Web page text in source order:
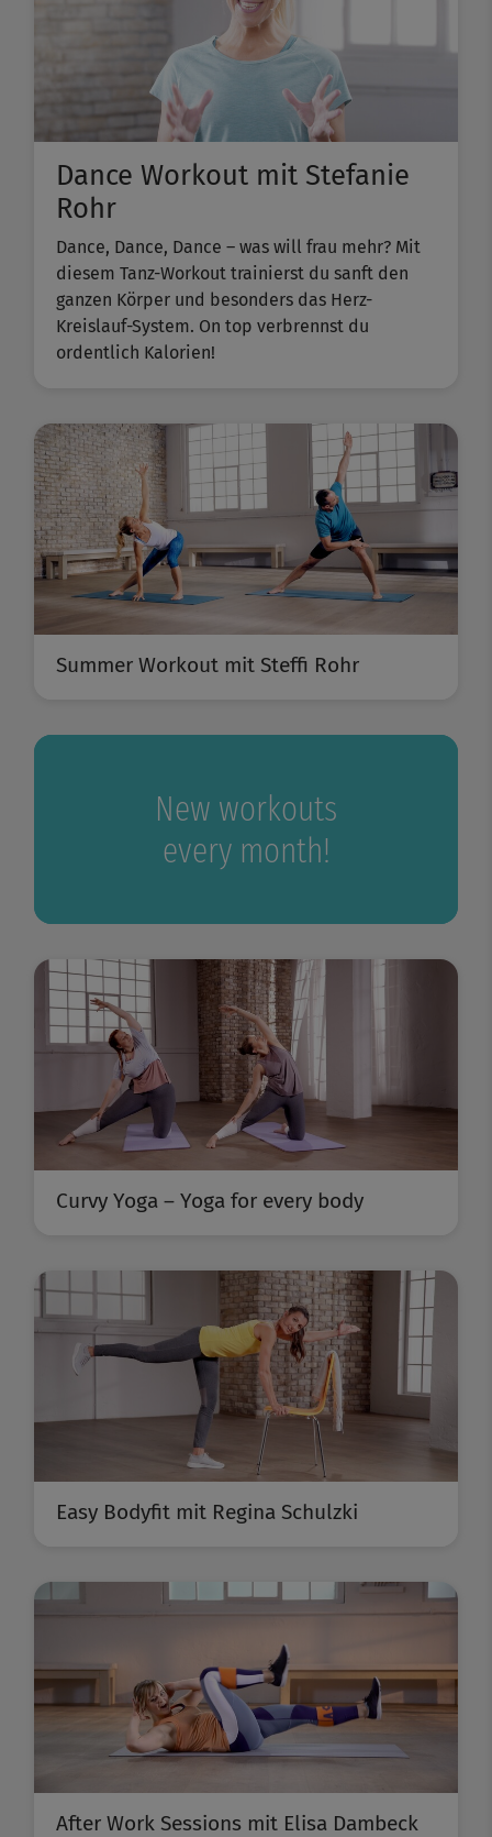
Dance Workout mit Stefanie
Rohr
Dance, Dance, Dance – was will frau mehr? Mit
diesem Tanz-Workout trainierst du sanft den
ganzen Körper und besonders das Herz-
Kreislauf-System. On top verbrennst du
ordentlich Kalorien!
Summer Workout mit Steffi Rohr
New workouts
every month!
Curvy Yoga – Yoga for every body
Easy Bodyfit mit Regina Schulzki
After Work Sessions mit Elisa Dambeck